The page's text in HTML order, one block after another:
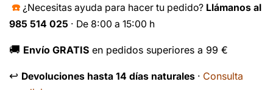
☎️ ¿Necesitas ayuda para hacer tu pedido? Llámanos al
985 514 025 · De 8:00 a 15:00 h
🚚 Envío GRATIS en pedidos superiores a 99 €
↩️ Devoluciones hasta 14 días naturales · Consulta